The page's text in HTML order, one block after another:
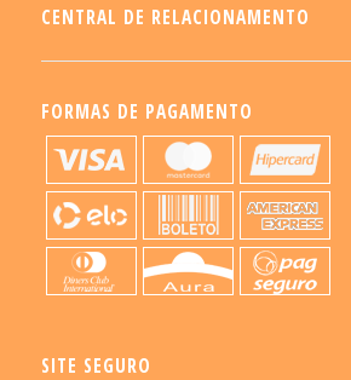
CENTRAL DE RELACIONAMENTO
FORMAS DE PAGAMENTO
SITE SEGURO